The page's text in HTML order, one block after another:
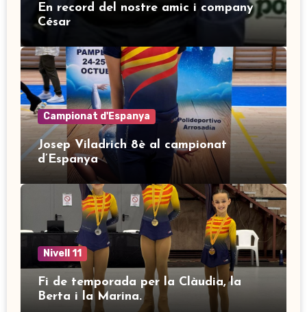
En record del nostre amic i company
César
Campionat d'Espanya
Josep Viladrich 8è al campionat
d’Espanya
Nivell 11
Fi de temporada per la Clàudia, la
Berta i la Marina.